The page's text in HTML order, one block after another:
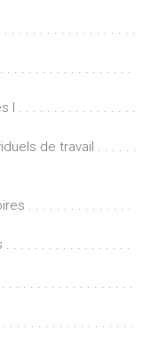
. . . . . . . . . . . . . . . . .
. . . . . . . . . . . . . . . . .
. . . . . . . . . . . . . . . . .
de travail . . . . . .
. . . . . . . . . . . . . . .
. . . . . . . . . . . . . . . .
. . . . . . . . . . . . . . . . .
. . . . . . . . . . . . . . . . .